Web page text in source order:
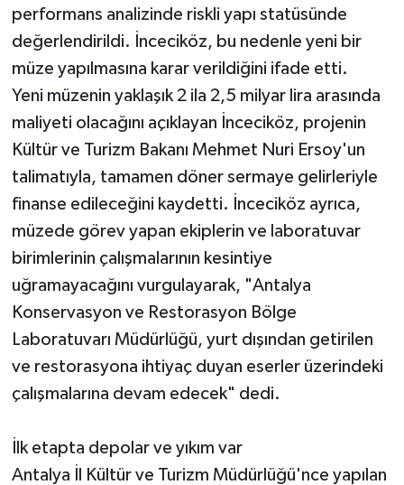
performans analizinde riskli yapı statüsünde
değerlendirildi. İnceciköz, bu nedenle yeni bir
müze yapılmasına karar verildiğini ifade etti.
Yeni müzenin yaklaşık 2 ila 2,5 milyar lira arasında
maliyeti olacağını açıklayan İnceciköz, projenin
Kültür ve Turizm Bakanı Mehmet Nuri Ersoy'un
talimatıyla, tamamen döner sermaye gelirleriyle
finanse edileceğini kaydetti. İnceciköz ayrıca,
müzede görev yapan ekiplerin ve laboratuvar
birimlerinin çalışmalarının kesintiye
uğramayacağını vurgulayarak, "Antalya
Konservasyon ve Restorasyon Bölge
Laboratuvarı Müdürlüğü, yurt dışından getirilen
ve restorasyona ihtiyaç duyan eserler üzerindeki
çalışmalarına devam edecek" dedi.
İlk etapta depolar ve yıkım var
Antalya İl Kültür ve Turizm Müdürlüğü'nce yapılan